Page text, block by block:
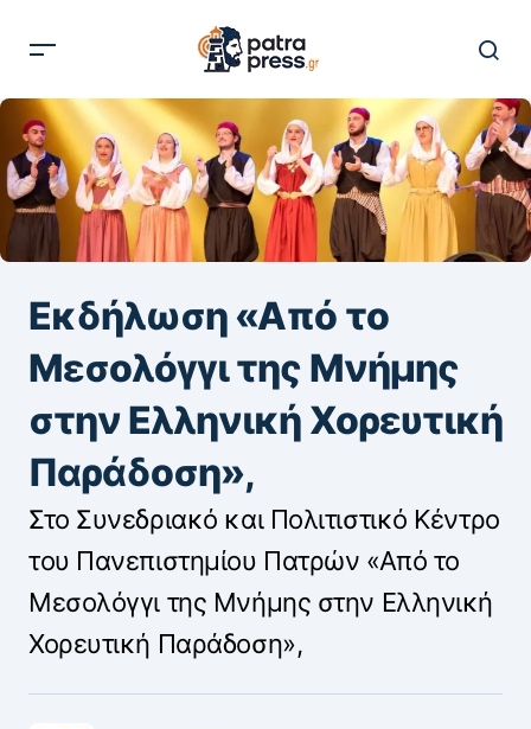
Εκδήλωση «Από το
Μεσολόγγι της Μνήμης
στην Ελληνική Χορευτική
Παράδοση»,
Στο Συνεδριακό και Πολιτιστικό Κέντρο
του Πανεπιστημίου Πατρών «Από το
Μεσολόγγι της Μνήμης στην Ελληνική
Χορευτική Παράδοση»,